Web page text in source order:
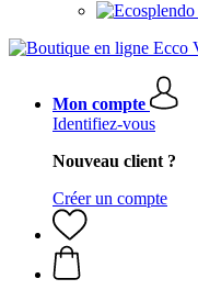
Mon compte
Identifiez-vous
Nouveau client ?
Créer un compte